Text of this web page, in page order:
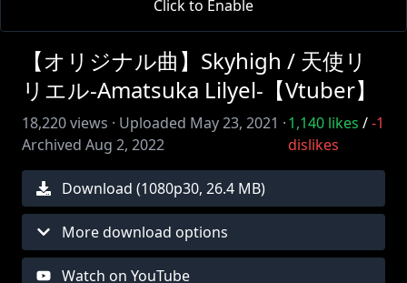
Click to Enable
【オリジナル曲】Skyhigh / 天使リ
リエル-Amatsuka Lilyel-【Vtuber】
18,220views · Uploaded May 23, 2021 ·
Archived Aug 2, 2022
1,140likes / -1
dislikes
Download (1080p30, 26.4 MB)
More download options
Watch on YouTube